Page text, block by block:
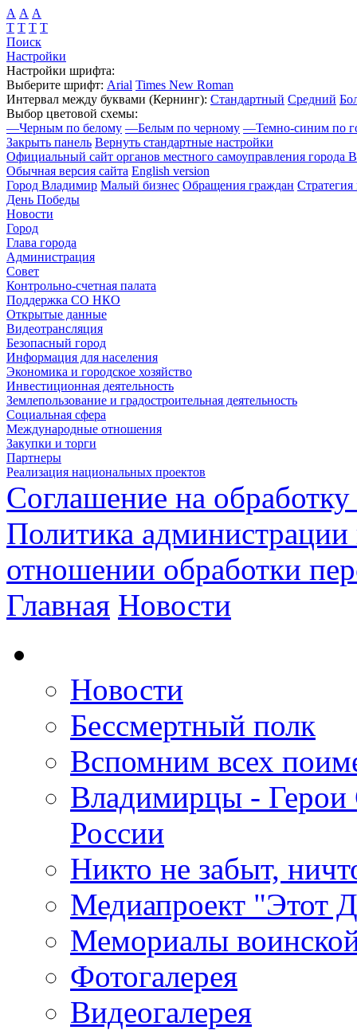
А А А
Т Т Т Т
Поиск
Настройки
Настройки шрифта:
Выберите шрифт: Arial Times New Roman
Интервал между буквами (Кернинг): Стандартный Средний
Выбор цветовой схемы:
—Черным по белому —Белым по черному —Темно-синим по
Закрыть панель Вернуть стандартные настройки
Официальный сайт органов местного самоуправления города
Обычная версия сайта English version
Город Владимир Малый бизнес Обращения граждан Стратегия
День Победы
Новости
Город
Глава города
Администрация
Совет
Контрольно-счетная палата
Поддержка СО НКО
Открытые данные
Видеотрансляция
Безопасный город
Информация для населения
Экономика и городское хозяйство
Инвестиционная деятельность
Землепользование и градостроительная деятельность
Социальная сфера
Международные отношения
Закупки и торги
Партнеры
Реализация национальных проектов
Соглашение на
Политика
отношении обработки
Главная Новости
Новости
Бессмертный полк
Вспомним всех
Владимирцы - Герои
России
Никто не забыт,
Медиапроект "Этот
Мемориалы
Фотогалерея
Видеогалерея